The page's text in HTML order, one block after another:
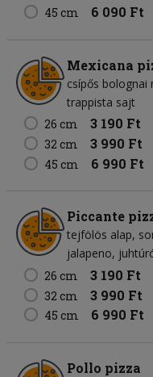
45 cm 6 090 Ft
Mexicana
csípős bolognai
trappista sajt
26 cm
3 190 Ft
32 cm 3 990 Ft
45 cm 6 990 Ft
Piccante
tejfölös alap
jalapeno
26 cm
3 190 Ft
32 cm 3 990 Ft
45 cm 6 990 Ft
Pollo pizza